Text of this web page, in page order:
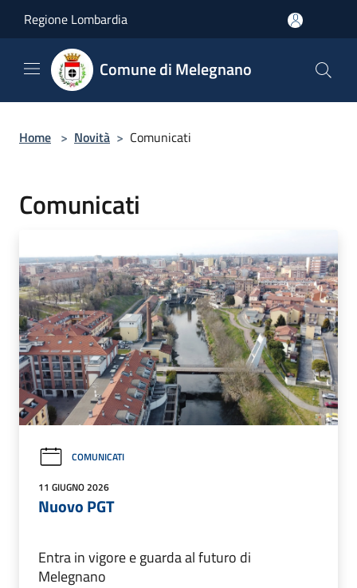
Regione Lombardia
Comune di Melegnano
Home > Novità > Comunicati
Comunicati
COMUNICATI
11 GIUGNO 2026
Nuovo PGT
Entra in vigore e guarda al futuro di
Melegnano